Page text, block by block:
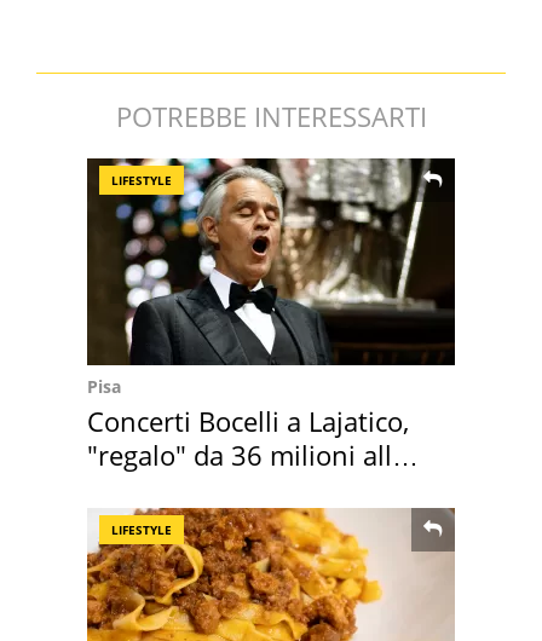
POTREBBE INTERESSARTI
LIFESTYLE
Pisa
Concerti Bocelli a Lajatico,
"regalo" da 36 milioni alla
LIFESTYLE